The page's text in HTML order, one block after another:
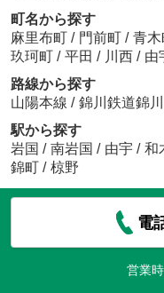
町名から探す
麻里布町 / 門前町 / 青木
玖珂町 / 平田 / 川西 / 由
路線から探す
山陽本線 / 錦川鉄道錦
駅から探す
岩国 / 南岩国 / 由宇 / 和
錦町 / 椋野
電
営業時